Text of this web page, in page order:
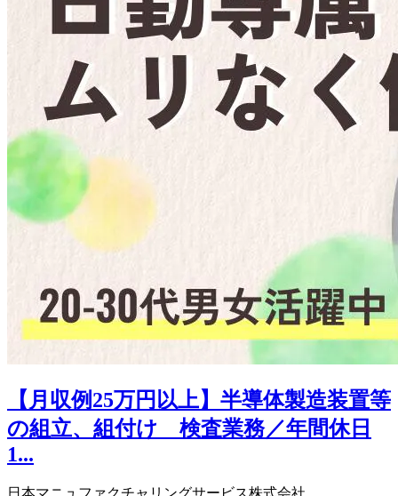
【月収例25万円以上】半導体製造装置等
の組立、組付け 検査業務／年間休日
1...
日本マニュファクチャリングサービス株式会社